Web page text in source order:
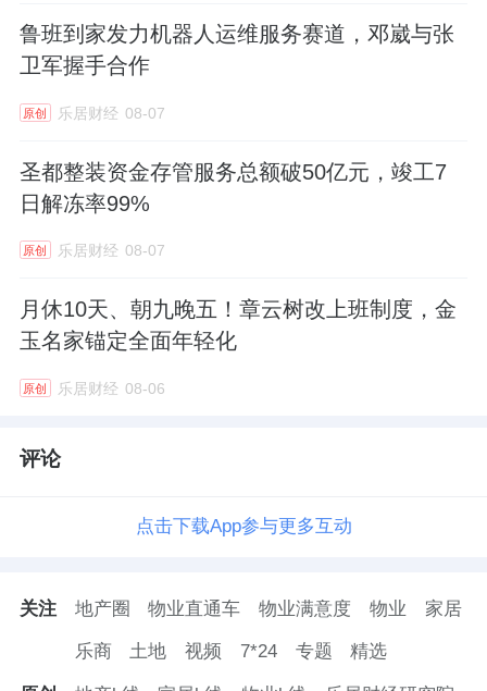
鲁班到家发力机器人运维服务赛道，邓崴与张
卫军握手合作
原创 乐居财经 08-07
圣都整装资金存管服务总额破50亿元，竣工7
日解冻率99%
原创 乐居财经 08-07
月休10天、朝九晚五！章云树改上班制度，金
玉名家锚定全面年轻化
原创 乐居财经 08-06
评论
点击下载App参与更多互动
关注 地产圈 物业直通车 物业满意度 物业 家居
乐商 土地 视频 7*24 专题 精选